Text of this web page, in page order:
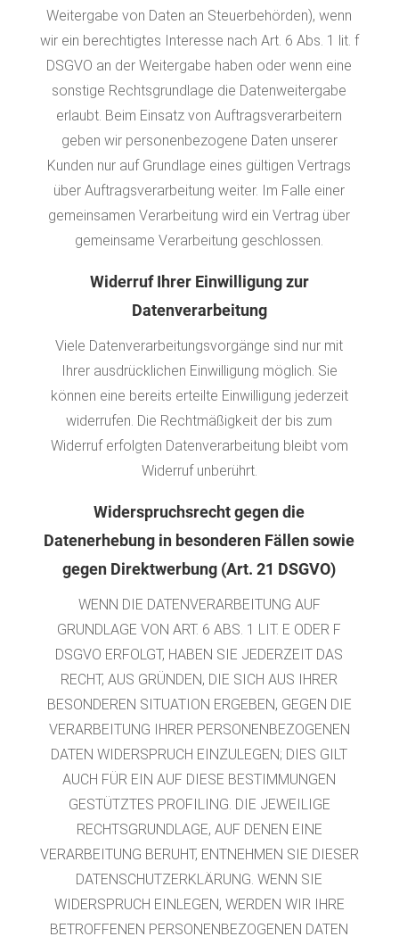
Weitergabe von Daten an Steuerbehörden), wenn
wir ein berechtigtes Interesse nach Art. 6 Abs. 1 lit. f
DSGVO an der Weitergabe haben oder wenn eine
sonstige Rechtsgrundlage die Datenweitergabe
erlaubt. Beim Einsatz von Auftragsverarbeitern
geben wir personenbezogene Daten unserer
Kunden nur auf Grundlage eines gültigen Vertrags
über Auftragsverarbeitung weiter. Im Falle einer
gemeinsamen Verarbeitung wird ein Vertrag über
gemeinsame Verarbeitung geschlossen.
Widerruf Ihrer Einwilligung zur
Datenverarbeitung
Viele Datenverarbeitungsvorgänge sind nur mit
Ihrer ausdrücklichen Einwilligung möglich. Sie
können eine bereits erteilte Einwilligung jederzeit
widerrufen. Die Rechtmäßigkeit der bis zum
Widerruf erfolgten Datenverarbeitung bleibt vom
Widerruf unberührt.
Widerspruchsrecht gegen die
Datenerhebung in besonderen Fällen sowie
gegen Direktwerbung (Art. 21 DSGVO)
WENN DIE DATENVERARBEITUNG AUF
GRUNDLAGE VON ART. 6 ABS. 1 LIT. E ODER F
DSGVO ERFOLGT, HABEN SIE JEDERZEIT DAS
RECHT, AUS GRÜNDEN, DIE SICH AUS IHRER
BESONDEREN SITUATION ERGEBEN, GEGEN DIE
VERARBEITUNG IHRER PERSONENBEZOGENEN
DATEN WIDERSPRUCH EINZULEGEN; DIES GILT
AUCH FÜR EIN AUF DIESE BESTIMMUNGEN
GESTÜTZTES PROFILING. DIE JEWEILIGE
RECHTSGRUNDLAGE, AUF DENEN EINE
VERARBEITUNG BERUHT, ENTNEHMEN SIE DIESER
DATENSCHUTZERKLÄRUNG. WENN SIE
WIDERSPRUCH EINLEGEN, WERDEN WIR IHRE
BETROFFENEN PERSONENBEZOGENEN DATEN